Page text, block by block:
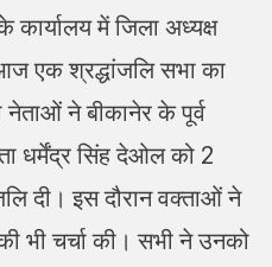
में जिला अध्यक्ष
एक श्रद्धांजलि सभा का
ने बीकानेर के पूर्व
धर्मेंद्र सिंह देओल को 2
दी। इस दौरान वक्ताओं ने
भी चर्चा की। सभी ने उनको